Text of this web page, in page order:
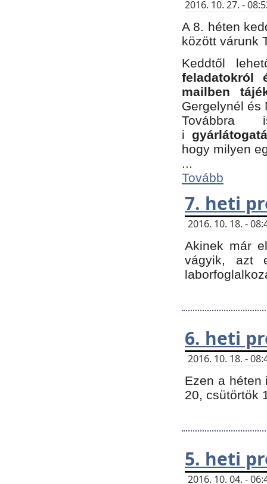
2016. 10. 27. -
A 8. héten
között várunk
Keddtől
feladatokról
mailben
Gergelynél és
Továbbra
i
hogy milyen
...
Tovább
7. heti
2016. 10. 18. -
Akinek már
vágyik, azt
6. heti
2016. 10. 18. -
Ezen a héten
20, csütörtök
5. heti
2016. 10. 04. -